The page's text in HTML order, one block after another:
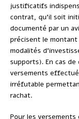
justificatifs
contrat, qu’il soit
documenté par un
précisent le
modalités
supports). En cas
versements
irréfutable
rachat.
Pour les